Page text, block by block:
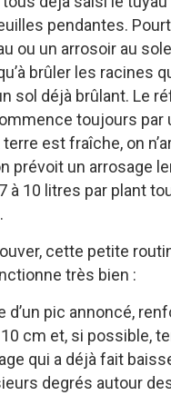
pendantes.
ou un arrosoir au
brûler les racines
sol déjà brûlant. Le
toujours par
terre est fraîche, on
prévoit un arrosage
à 10 litres par plant
cette petite
très bien :
d’un pic annoncé,
cm et, si possible,
qui a déjà fait
degrés autour